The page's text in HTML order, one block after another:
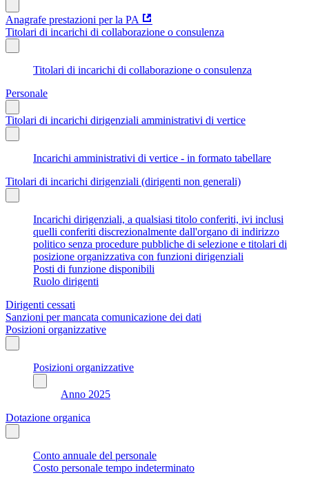
Anagrafe prestazioni per la PA
Titolari di incarichi di collaborazione o consulenza
Titolari di incarichi di collaborazione o consulenza
Personale
Titolari di incarichi dirigenziali amministrativi di vertice
Incarichi amministrativi di vertice - in formato tabellare
Titolari di incarichi dirigenziali (dirigenti non generali)
Incarichi dirigenziali, a qualsiasi titolo conferiti, ivi inclusi
quelli conferiti discrezionalmente dall'organo di indirizzo
politico senza procedure pubbliche di selezione e titolari di
posizione organizzativa con funzioni dirigenziali
Posti di funzione disponibili
Ruolo dirigenti
Dirigenti cessati
Sanzioni per mancata comunicazione dei dati
Posizioni organizzative
Posizioni organizzative
Anno 2025
Dotazione organica
Conto annuale del personale
Costo personale tempo indeterminato